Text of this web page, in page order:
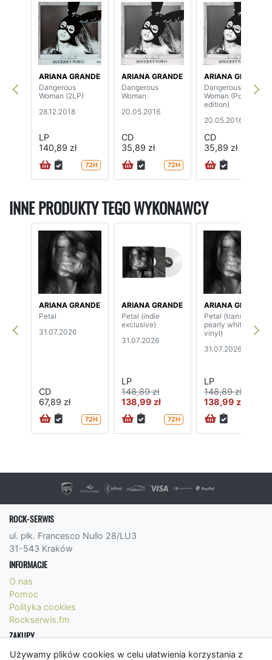
Używamy plików cookies w celu ułatwienia korzystania z
ARIANA GRANDE
Dangerous
Woman (2LP)
28.12.2018
LP
140,89 zł
72H
ARIANA GRANDE
Dangerous
Woman
20.05.2016
CD
35,89 zł
72H
ARIANA GRANDE
Dangerous
Woman (Polish
edition)
20.05.2016
CD
35,89 zł
INNE PRODUKTY TEGO WYKONAWCY
ARIANA GRANDE
Petal
31.07.2026
CD
67,89 zł
72H
ARIANA GRANDE
Petal (indie
exclusive)
31.07.2026
LP
148,89 zł
138,99 zł
72H
ARIANA GRANDE
Petal (translucent
pearly white
vinyl)
31.07.2026
LP
148,89 zł
138,99 zł
ROCK-SERWIS
ul. płk. Francesco Nullo 28/LU3
31-543 Kraków
INFORMACJE
O nas
Pomoc
Polityka cookies
Rockserwis.fm
ZAKUPY
Formy płatności